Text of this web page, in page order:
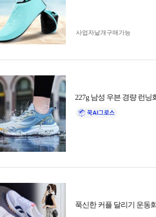
사업자 낱개구매가능
227g 남성 우븐 경량 런닝
푹신한 커플 달리기 운동